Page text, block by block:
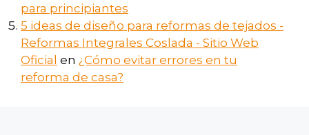
para principiantes
5 ideas de diseño para reformas de tejados -
Reformas Integrales Coslada - Sitio Web
Oficial en ¿Cómo evitar errores en tu
reforma de casa?